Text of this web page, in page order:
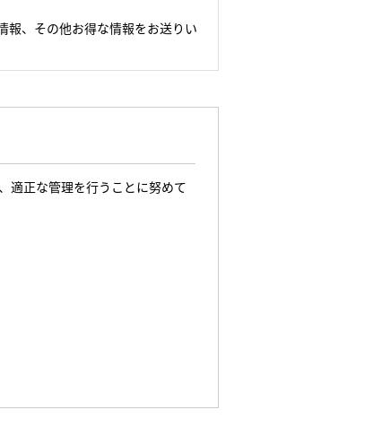
報、その他お得な情報をお送りい
適正な管理を行うことに努めて